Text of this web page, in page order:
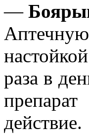
—
раза в
действие.